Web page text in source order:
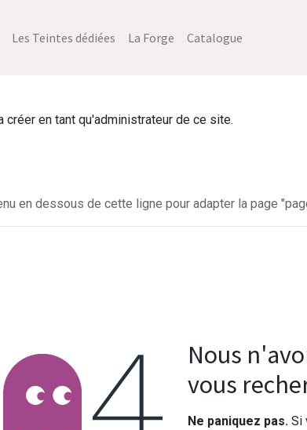
Les Teintes dédiées La Forge Catalogue
en tant qu'administrateur de ce site.
en dessous de cette ligne pour adapter la page
Erreur
Nous
vous
Ne paniquez pas.Si